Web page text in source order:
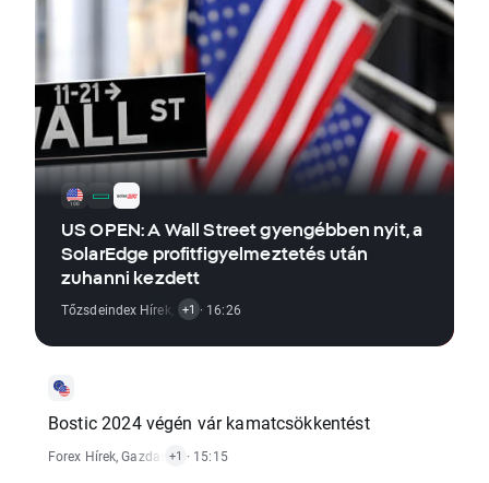
US OPEN: A Wall Street gyengébben nyit, a
SolarEdge profitfigyelmeztetés után
zuhanni kezdett
Tőzsdeindex Hírek Részvénypiaci Hírek
+1 · 16:26
Bostic 2024 végén vár kamatcsökkentést
Forex Hírek,Gazdasági Riportok
+1 · 15:15